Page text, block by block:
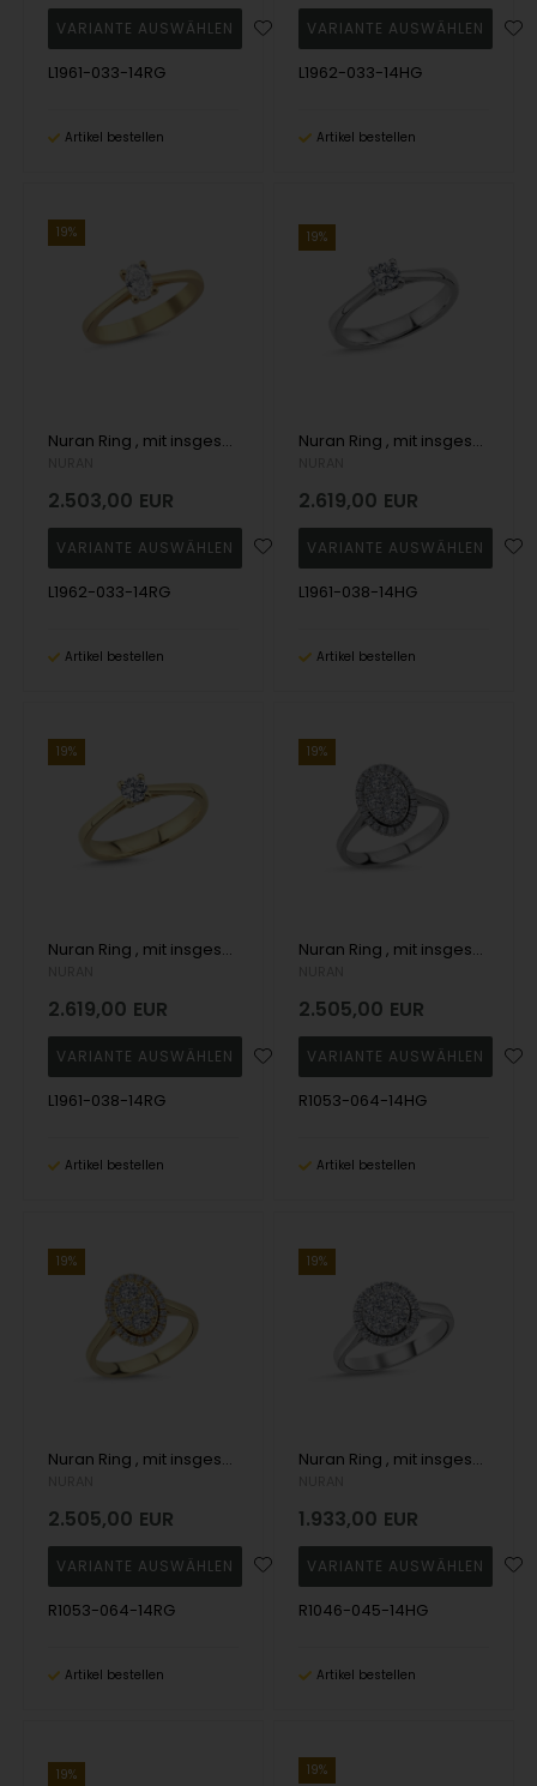
L1961-033-14RG
Artikel bestellen
L1962-033-14HG
Artikel bestellen
19%
Nuran Ring , mit insgesamt 0,33 ct Wesselton SI
2.503,00 EUR
L1962-033-14RG
Artikel bestellen
19%
Nuran Ring , mit insgesamt 0,38 ct Wesselton SI
2.619,00 EUR
L1961-038-14HG
Artikel bestellen
19%
Nuran Ring , mit insgesamt 0,38 ct Wesselton SI
2.619,00 EUR
L1961-038-14RG
Artikel bestellen
19%
Nuran Ring , mit insgesamt 0,64 ct Wesselton SI
2.505,00 EUR
R1053-064-14HG
Artikel bestellen
19%
Nuran Ring , mit insgesamt 0,64 ct Wesselton SI
2.505,00 EUR
R1053-064-14RG
Artikel bestellen
19%
Nuran Ring , mit insgesamt 0,45 ct Wesselton SI
1.933,00 EUR
R1046-045-14HG
Artikel bestellen
19% 19%